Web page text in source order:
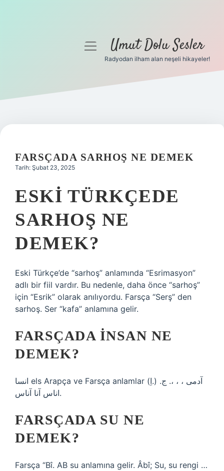
Gizlilik Politikası
Yasal Uyarı
menüyüUmut Dolu Sesler
Radyodan ilham alan neşeli hikayeler!
FARSÇADA SARHOŞ NE DEMEK
Tarih: Şubat 23, 2025
ESKI TÜRKÇEDE
SARHOŞ NE
DEMEK?
Eski Türkçe’de “sarhoş” anlamında “Esrimasyon”
adlı bir fiil vardır. Bu nedenle, daha önce “sarhoş”
için “Esrik” olarak anılıyordu. Farsça “Serş” den
sarhoş. Ser “kafa” anlamına gelir.
FARSÇADA INSAN NE
DEMEK?
انسا els Arapça ve Farsça anlamlar (اِ.) آدمی ، ، ،. ج.
اناس آنا آناس.
FARSÇADA SU NE
DEMEK?
Farsça “Bî. AB su anlamına gelir. Âbî; Su, su rengi …